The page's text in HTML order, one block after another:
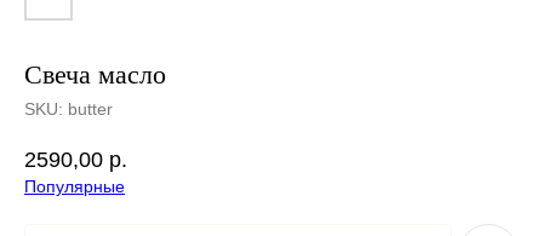
Свеча масло
SKU: butter
2590,00 р.
Популярные